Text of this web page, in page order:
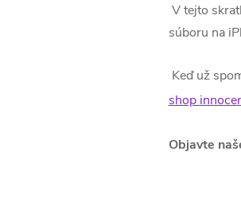
V tejto
súboru na
Keď už
shop
Objavte